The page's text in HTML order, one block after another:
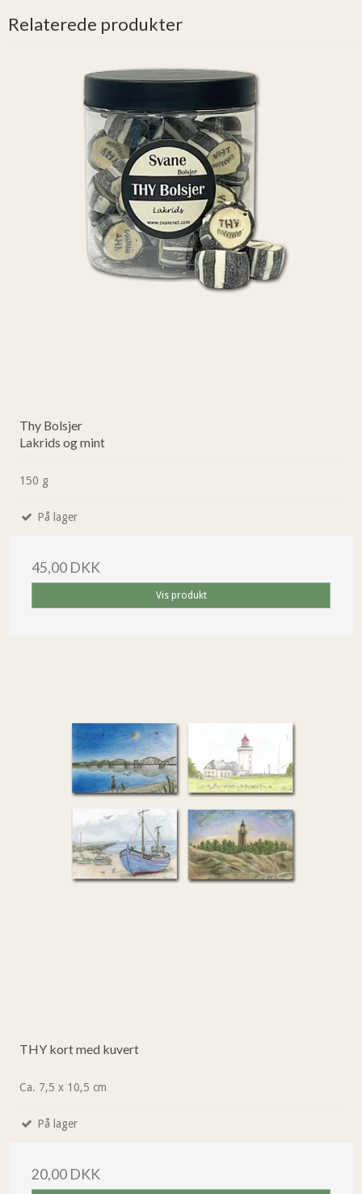
Relaterede produkter
Thy Bolsjer
Lakrids og mint
150 g
På lager
45,00 DKK
Vis produkt
THY kort med kuvert
Ca. 7,5 x 10,5 cm
På lager
20,00 DKK